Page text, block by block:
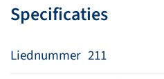
Specificaties
Liednummer 211